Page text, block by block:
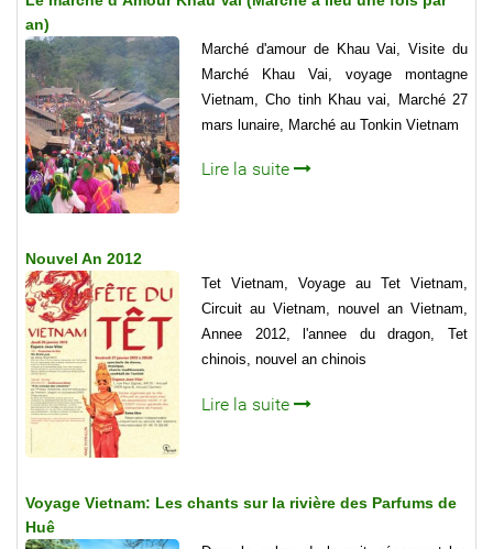
an)
Marché d'amour de Khau Vai, Visite du
Marché Khau Vai, voyage montagne
Vietnam, Cho tinh Khau vai, Marché 27
mars lunaire, Marché au Tonkin Vietnam
Lire la suite
Nouvel An 2012
Tet Vietnam, Voyage au Tet Vietnam,
Circuit au Vietnam, nouvel an Vietnam,
Annee 2012, l'annee du dragon, Tet
chinois, nouvel an chinois
Lire la suite
Voyage Vietnam: Les chants sur la rivière des Parfums de
Huê